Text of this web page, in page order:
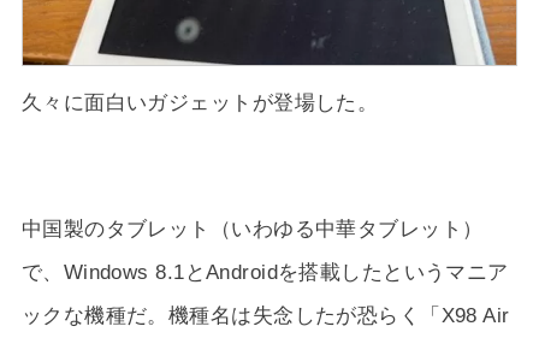
久々に面白いガジェットが登場した。
中国製のタブレット（いわゆる中華タブレット）
で、Windows 8.1とAndroidを搭載したというマニア
ックな機種だ。機種名は失念したが恐らく「X98 Air